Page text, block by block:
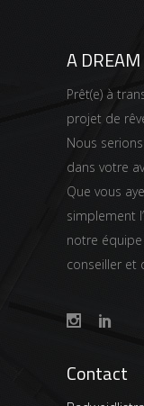
A DREAM
Prêt(e) à
projet de
Nous
dans votre
Que vous
simplement
notre
conseiller et
Contact